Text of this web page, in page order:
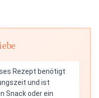
Rezept benötigt
und ist
Snack oder ein